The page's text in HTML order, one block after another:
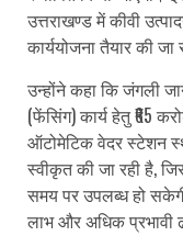
उत्तराखण्ड में कीवी
कार्ययोजना तैयार की जा
उन्होंने कहा कि जंगली
(फेंसिंग) कार्य हेतु ₹65
ऑटोमेटिक वेदर स्टेशन
स्वीकृत की जा रही है,
समय पर उपलब्ध हो
लाभ और अधिक प्रभावी